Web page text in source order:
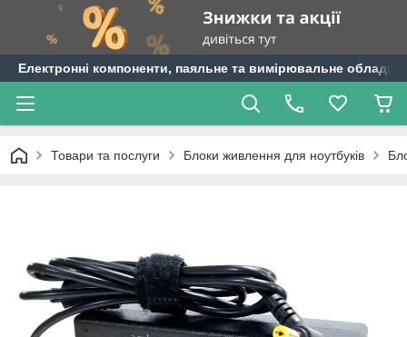
Електронні компоненти, паяльне та вимірювальне
Товари та послуги Блоки живлення для ноутбуків